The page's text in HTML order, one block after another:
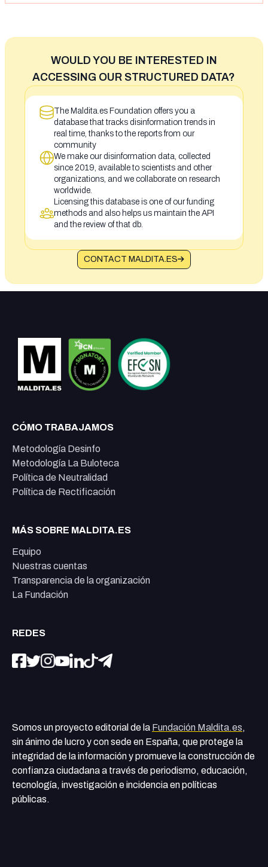
WOULD YOU BE INTERESTED IN
ACCESSING OUR STRUCTURED DATA?
The Maldita.es Foundation offers you a
database that tracks disinformation trends in
real time, thanks to the reports from our
community
We make our disinformation data, collected
since 2019, available to scientists and other
organizations, and we collaborate on research
worldwide.
Licensing this database is one of our funding
methods and also helps us maintain the API
and the review of that db.
CONTACT MALDITA.ES
CÓMO TRABAJAMOS
Metodología Desinfo
Metodología La Buloteca
Política de Neutralidad
Política de Rectificación
MÁS SOBRE MALDITA.ES
Equipo
Nuestras cuentas
Transparencia de la organización
La Fundación
REDES
Somos un proyecto editorial de la Fundación Maldita.es,
sin ánimo de lucro y con sede en España, que protege la
integridad de la información y promueve la construcción de
confianza ciudadana a través de periodismo, educación,
tecnología, investigación e incidencia en políticas
públicas.